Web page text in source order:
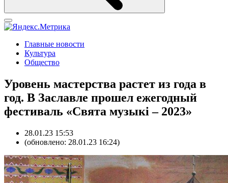
Главные новости
Культура
Общество
Уровень мастерства растет из года в
год. В Заславле прошел ежегодный
фестиваль «Свята музыкі – 2023»
28.01.23 15:53
(обновлено: 28.01.23 16:24)